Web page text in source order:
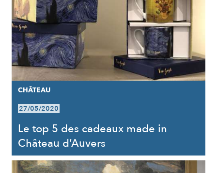
CHÂTEAU
27/05/2020
Le top 5 des cadeaux made in
Château d’Auvers